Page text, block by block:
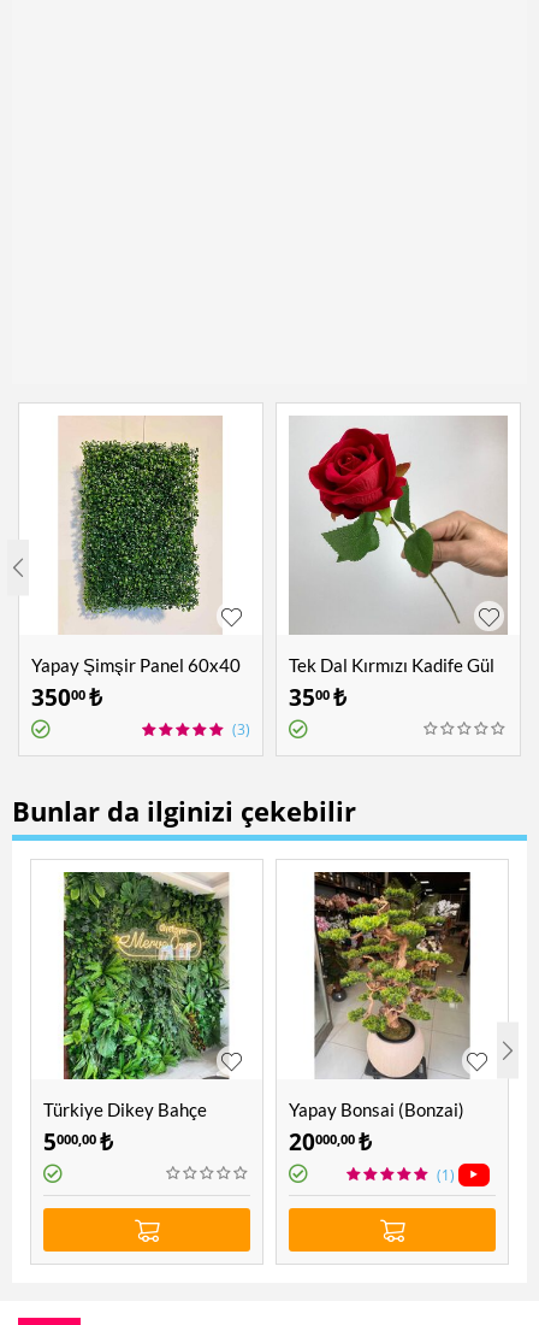
Yapay Şimşir Panel 60x40
cm
35000 ₺
(3)
Tek Dal Kırmızı Kadife Gül
3500 ₺
Bunlar da ilginizi çekebilir
Türkiye Dikey Bahçe
5000,00 ₺
Yapay Bonsai (Bonzai)
Ağacı 1.60 Mt
20000,00 ₺
(1)